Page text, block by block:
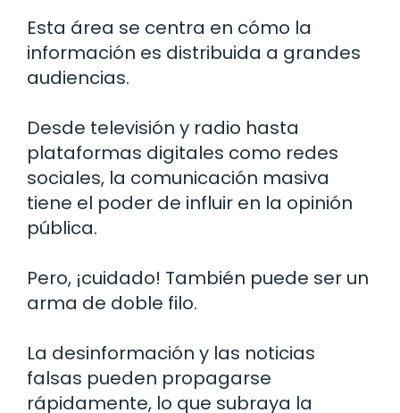
Esta área se centra en cómo la
información es distribuida a grandes
audiencias.
Desde televisión y radio hasta
plataformas digitales como redes
sociales, la comunicación masiva
tiene el poder de influir en la opinión
pública.
Pero, ¡cuidado! También puede ser un
arma de doble filo.
La desinformación y las noticias
falsas pueden propagarse
rápidamente, lo que subraya la